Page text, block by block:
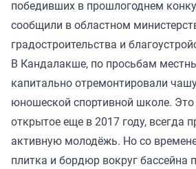
победивших в прошлогоднем
сообщили в областном
градостроительства и
В Кандалакше, по просьбам
капитально отремонтировали
юношеской спортивной школе.
открытое еще в 2017 году, всегда
активную молодёжь. Но со
плитка и бордюр вокруг бассейна